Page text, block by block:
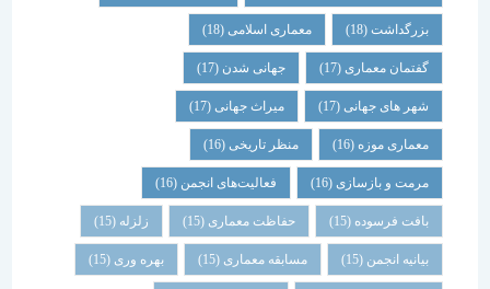
بزرگداشت (18) معماری اسلامی(18)
گفتمان معماری (17) جهانی شدن(17)
شهر های جهانی(17) میراث جهانی(17)
معماری موزه(16) منظر تاریخی (16)
مرمت و بازسازی(16) فعالیت‌های انجمن(16)
بافت فرسوده (15) حفاظت معماری (15) زلزله
بیانیه انجمن(15) مسابقه معماری (15) بهره وری(15)